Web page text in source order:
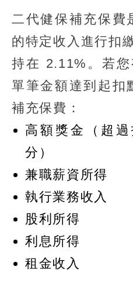
二代健保補充保費
的特定收入進行扣
持在 2.11%。若
單筆金額達到起扣
補充保費：
高額獎金（超
分）
兼職薪資所得
執行業務收入
股利所得
利息所得
租金收入